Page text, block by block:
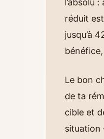
l’absolu :
réduit
jusqu’à
Le bon
de ta
cible et
situation